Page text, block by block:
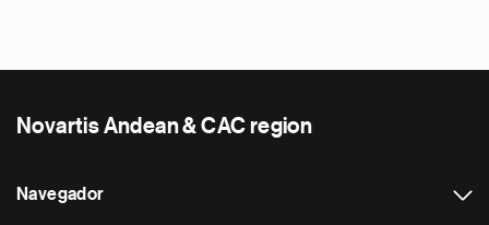
Novartis Andean & CAC region
Navegador